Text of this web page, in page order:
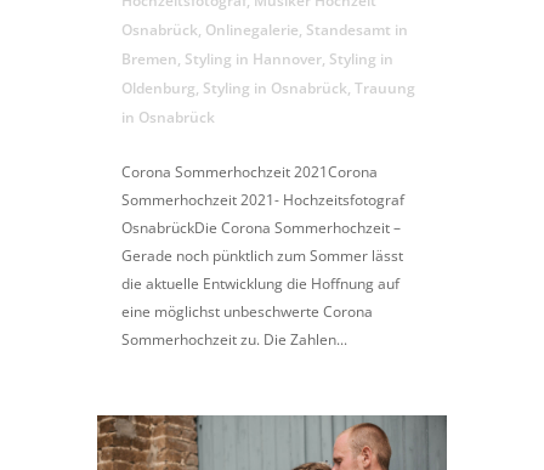
Osnabrück, Onlinegalerie, Standesamt in
Bremen, Styling in Hannover, Styling in
Oldenburg, Styling in Osnabrück, Trauung
in Osnabrück
Corona Sommerhochzeit 2021Corona
Sommerhochzeit 2021- Hochzeitsfotograf
OsnabrückDie Corona Sommerhochzeit –
Gerade noch pünktlich zum Sommer lässt
die aktuelle Entwicklung die Hoffnung auf
eine möglichst unbeschwerte Corona
Sommerhochzeit zu. Die Zahlen...